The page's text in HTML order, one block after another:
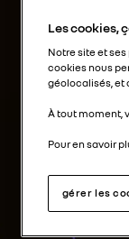
Les cookies,
Notre site et
cookies nous
géolocalisés, et
À tout moment,
Pour en savoir
gérer les